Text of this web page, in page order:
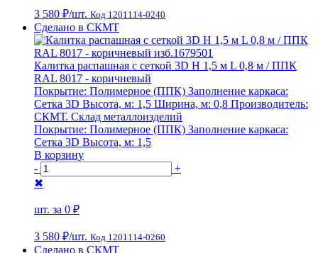
3 580 ₽/шт. Код 1201114-0240
Сделано в СКМТ
Калитка распашная с сеткой 3D Н 1,5 м L 0,8 м / ППК
RAL 8017 - коричневый
Покрытие: Полимерное (ППК) Заполнение каркаса:
Сетка 3D Высота, м: 1,5 Ширина, м: 0,8 Производитель:
СКМТ. Склад металлоизделий
Покрытие: Полимерное (ППК) Заполнение каркаса:
Сетка 3D Высота, м: 1,5
В корзину
-
+
✖
шт. за 0 ₽
3 580 ₽/шт. Код 1201114-0260
Сделано в СКМТ